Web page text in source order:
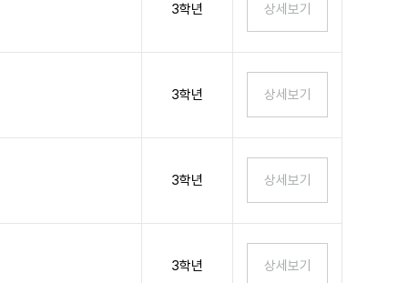
3학년
3학년
3학년
3학년